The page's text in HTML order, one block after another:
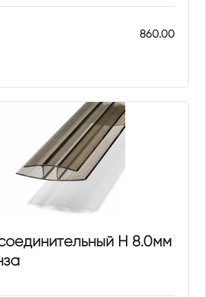
860.00
Н 8.0мм